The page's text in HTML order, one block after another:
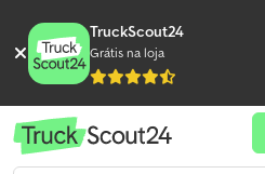
TruckScout24
Grátis na loja